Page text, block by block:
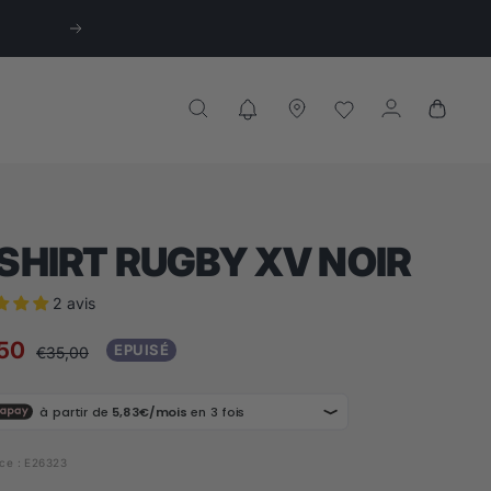
Suivant
RUGBY XV NOIR
2 avis
Prix
€35,00 EPUISÉ
: E26323